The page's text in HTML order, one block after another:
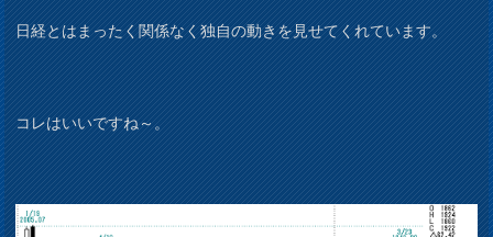
日経とはまったく関係なく独自の動きを見せてくれています。
コレはいいですね～。